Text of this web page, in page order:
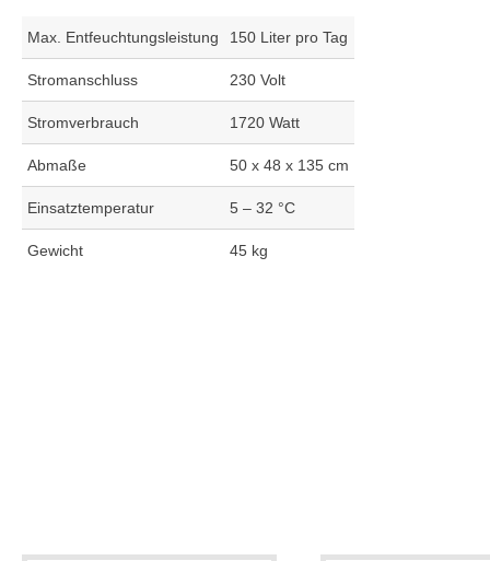
Max. Entfeuchtungsleistung 150 Liter pro Tag
Stromanschluss 230 Volt
Stromverbrauch 1720 Watt
Abmaße 50 x 48 x 135 cm
Einsatztemperatur 5 – 32 °C
Gewicht 45 kg